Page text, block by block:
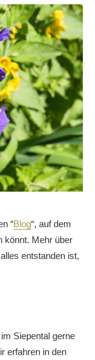
“Blog“, auf dem
könnt. Mehr über
entstanden ist,
Siepental gerne
erfahren in den